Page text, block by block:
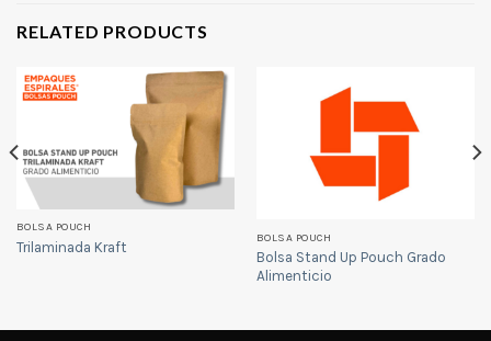
RELATED PRODUCTS
BOLSA POUCH
Trilaminada Kraft
BOLSA POUCH
Bolsa Stand Up Pouch Grado
Alimenticio